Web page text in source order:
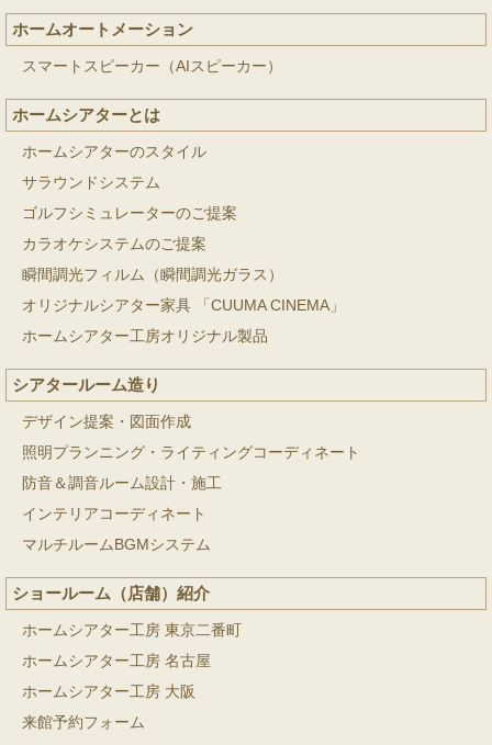
ホームオートメーション
スマートスピーカー（AIスピーカー）
ホームシアターとは
ホームシアターのスタイル
サラウンドシステム
ゴルフシミュレーターのご提案
カラオケシステムのご提案
瞬間調光フィルム（瞬間調光ガラス）
オリジナルシアター家具 「CUUMA CINEMA」
ホームシアター工房オリジナル製品
シアタールーム造り
デザイン提案・図面作成
照明プランニング・ライティングコーディネート
防音＆調音ルーム設計・施工
インテリアコーディネート
マルチルームBGMシステム
ショールーム（店舗）紹介
ホームシアター工房 東京二番町
ホームシアター工房 名古屋
ホームシアター工房 大阪
来館予約フォーム